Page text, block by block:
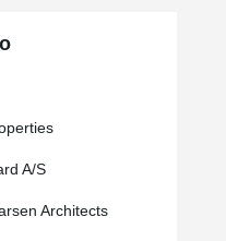
A/S
Architects